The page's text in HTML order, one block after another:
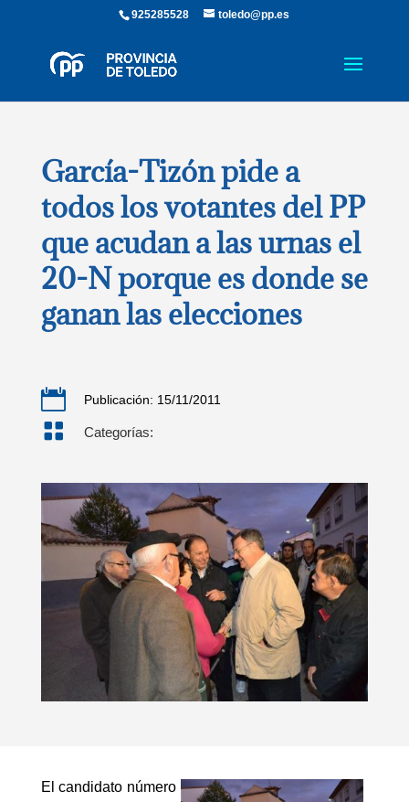
925285528 toledo@pp.es
García-Tizón pide a
todos los votantes del PP
que acudan a las urnas el
20-N porque es donde se
ganan las elecciones
 Publicación: 15/11/2011
 Categorías:
El candidato número